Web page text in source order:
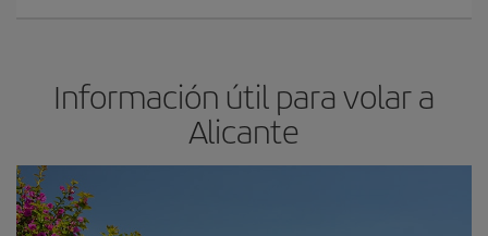
Información útil para volar a
Alicante